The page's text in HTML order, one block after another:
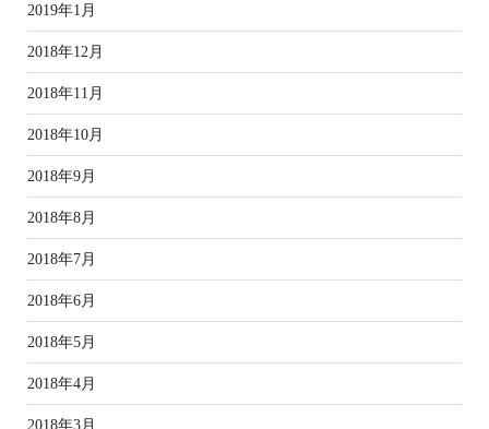
2019年1月
2018年12月
2018年11月
2018年10月
2018年9月
2018年8月
2018年7月
2018年6月
2018年5月
2018年4月
2018年3月